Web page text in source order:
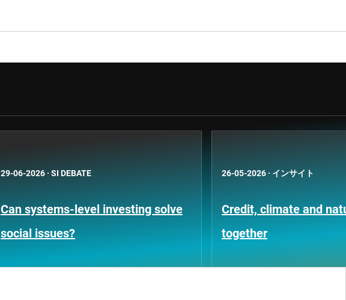
29-06-2026 · SI DEBATE
Can systems-level investing solve
social issues?
26-05-2026 · インサイト
Credit, climate and
together